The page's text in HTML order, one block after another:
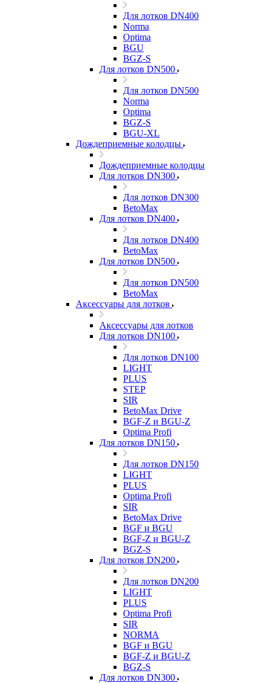
Для лотков DN400
Norma
Optima
BGU
BGZ-S
Для лотков DN500
Для лотков DN500
Norma
Optima
BGZ-S
BGU-XL
Дождеприемные колодцы
Дождеприемные колодцы
Для лотков DN300
Для лотков DN300
BetoMax
Для лотков DN400
Для лотков DN400
BetoMax
Для лотков DN500
Для лотков DN500
BetoMax
Аксессуары для лотков
Аксессуары для лотков
Для лотков DN100
Для лотков DN100
LIGHT
PLUS
STEP
SIR
BetoMax Drive
BGF-Z и BGU-Z
Optima Profi
Для лотков DN150
Для лотков DN150
LIGHT
PLUS
Optima Profi
SIR
BetoMax Drive
BGF и BGU
BGF-Z и BGU-Z
BGZ-S
Для лотков DN200
Для лотков DN200
LIGHT
PLUS
Optima Profi
SIR
NORMA
BGF и BGU
BGF-Z и BGU-Z
BGZ-S
Для лотков DN300